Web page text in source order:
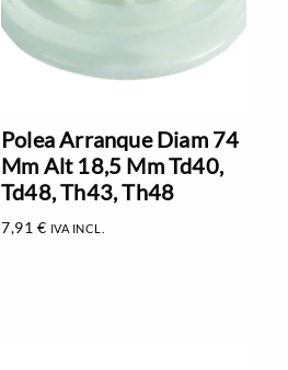
Polea Arranque Diam 74
Mm Alt 18,5 Mm Td40,
Td48, Th43, Th48
7,91 € IVA INCL.